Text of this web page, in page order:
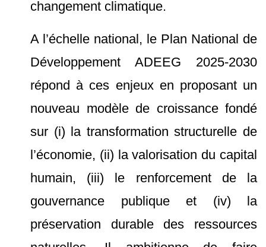
changement climatique.
A l’échelle national, le Plan National de
Développement ADEEG 2025-2030
répond à ces enjeux en proposant un
nouveau modèle de croissance fondé
sur (i) la transformation structurelle de
l’économie, (ii) la valorisation du capital
humain, (iii) le renforcement de la
gouvernance publique et (iv) la
préservation durable des ressources